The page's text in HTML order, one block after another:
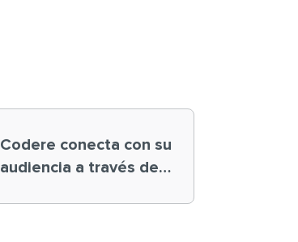
Codere conecta con su
audiencia a través de